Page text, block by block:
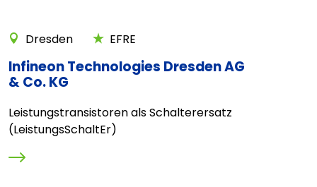
Dresden EFRE
Infineon Technologies Dresden AG
& Co. KG
Leistungstransistoren als Schalterersatz
(LeistungsSchaltEr)